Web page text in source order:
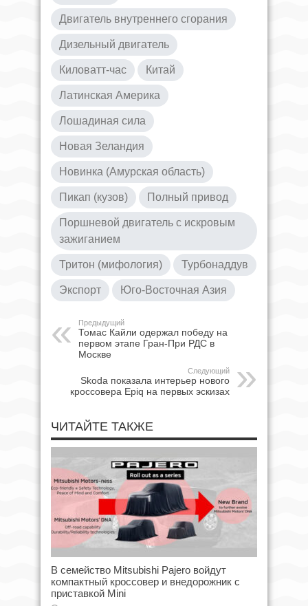
Двигатель внутреннего сгорания
Дизельный двигатель
Киловатт-час Китай
Латинская Америка
Лошадиная сила
Новая Зеландия
Новинка (Амурская область)
Пикап (кузов) Полный привод
Поршневой двигатель с искровым
зажиганием
Тритон (мифология) Турбонаддув
Экспорт Юго-Восточная Азия
Предыдущий
Томас Кайли одержал победу на
первом этапе Гран-При РДС в
Москве
Следующий
Skoda показала интерьер нового
кроссовера Epiq на первых эскизах
ЧИТАЙТЕ ТАКЖЕ
В семейство Mitsubishi Pajero войдут
компактный кроссовер и внедорожник с
приставкой Mini